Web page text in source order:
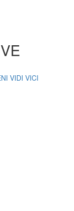
VIDI VICI